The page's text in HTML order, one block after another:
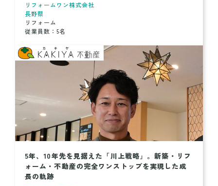
リフォームワン株式会社
長野県
リフォーム
従業員数：5名
5年、10年先を見据えた「川上戦略」。新築・リフ
ォーム・不動産の完全ワンストップを実現した成
長の軌跡